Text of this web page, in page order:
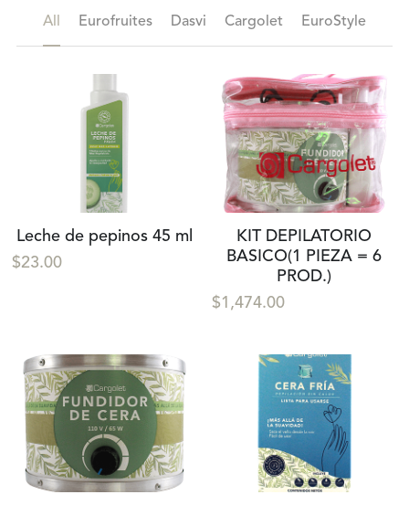
All Eurofruites Dasvi Cargolet EuroStyle
Leche de pepinos 45 ml
$23.00
KIT DEPILATORIO
BASICO(1 PIEZA = 6
PROD.)
$1,474.00